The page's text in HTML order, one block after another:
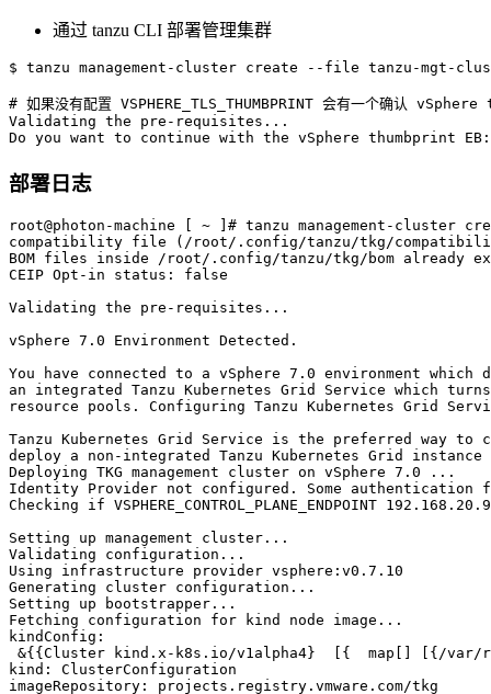
通过 tanzu CLI 部署管理集群
$ tanzu management-cluster create --file tanzu-mgt-
# 如果没有配置 VSPHERE_TLS_THUMBPRINT 会有一个确认
Validating the pre-requisites .. .
Do you want to continue with the vSphere thumbprint
部署日志
root@photon-machine [ ~ ] # tanzu management-cluster
compatibility file ( /root/.config/tanzu/tkg/
BOM files inside /root/.config/tanzu/tkg/bom already
CEIP Opt-in status: false
Validating the pre-requisites .. .
vSphere 7.0 Environment Detected.
You have connected to a vSphere 7.0 environment which
an integrated Tanzu Kubernetes Grid Service which
resource pools. Configuring Tanzu Kubernetes Grid
Tanzu Kubernetes Grid Service is the preferred way to
deploy a non-integrated Tanzu Kubernetes Grid instance
Deploying TKG management cluster on vSphere 7.0 .. .
Identity Provider not configured. Some authentication
Checking if VSPHERE_CONTROL_PLANE_ENDPOINT
Setting up management cluster...
Validating configuration...
Using infrastructure provider vsphere:v0.7.10
Generating cluster configuration...
Setting up bootstrapper...
Fetching configuration for kind node image...
kindConfig:
&{{Cluster kind.x-k8s.io/v1alpha4}  [{  map[] [{/var/
kind: ClusterConfiguration
imageRepository: projects.registry.vmware.com/tkg